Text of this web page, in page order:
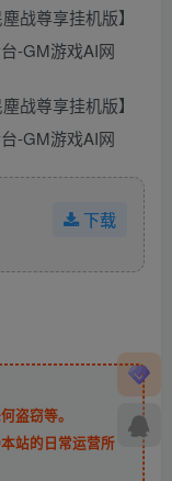
下载
盗窃等。
站的日常运营所